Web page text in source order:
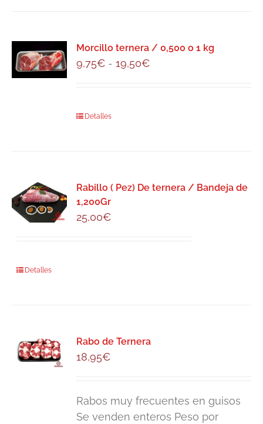
Morcillo ternera / 0,500 o 1 kg
9,75€ - 19,50€Rango
Este
variantes.
Las
opciones
producto
Detalles
Rabillo ( Pez) De ternera / Bandeja de
1,200Gr
25,00€
Detalles
Rabo de Ternera
18,95€
Rabos muy frecuentes en guisos
Se venden enteros Peso por